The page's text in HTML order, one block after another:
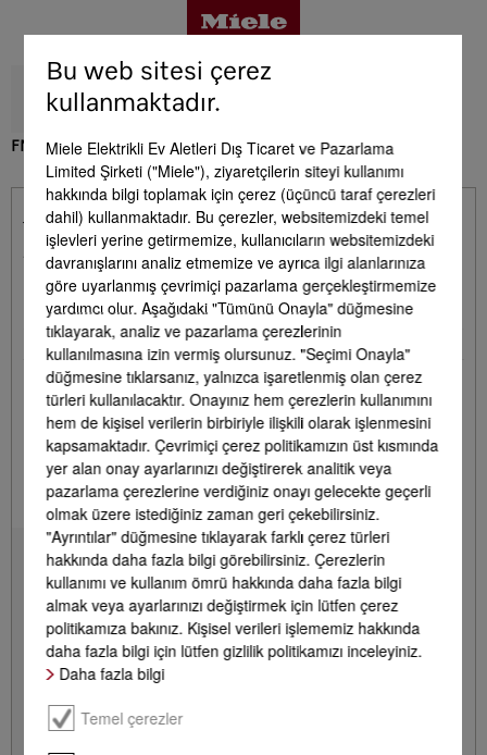
Avantajlar
Ürün detayları
Aksesuar
Servis & Destek
Yan yana kombinasyon
FNS 4882 D
Teslimat kapsamında bulunmaktadır. - FNS
4882 D
Side-by-Side seti
Buz kalıbı
Opsiyonel Aksesuarlar - FNS 4882 D
Bu web sitesi çerez
kullanmaktadır.
Miele Elektrikli Ev Aletleri Dış Ticaret ve Pazarlama
Limited Şirketi ("Miele"), ziyaretçilerin siteyi kullanımı
hakkında bilgi toplamak için çerez (üçüncü taraf çerezleri
dahil) kullanmaktadır. Bu çerezler, websitemizdeki temel
işlevleri yerine getirmemize, kullanıcıların websitemizdeki
davranışlarını analiz etmemize ve ayrıca ilgi alanlarınıza
göre uyarlanmış çevrimiçi pazarlama gerçekleştirmemize
yardımcı olur. Aşağıdaki "Tümünü Onayla" düğmesine
tıklayarak, analiz ve pazarlama çerezlerinin
kullanılmasına izin vermiş olursunuz. "Seçimi Onayla"
düğmesine tıklarsanız, yalnızca işaretlenmiş olan çerez
türleri kullanılacaktır. Onayınız hem çerezlerin kullanımını
hem de kişisel verilerin birbiriyle ilişkili olarak işlenmesini
kapsamaktadır. Çevrimiçi çerez politikamızın üst kısmında
yer alan onay ayarlarınızı değiştirerek analitik veya
pazarlama çerezlerine verdiğiniz onayı gelecekte geçerli
olmak üzere istediğiniz zaman geri çekebilirsiniz.
"Ayrıntılar" düğmesine tıklayarak farklı çerez türleri
hakkında daha fazla bilgi görebilirsiniz. Çerezlerin
kullanımı ve kullanım ömrü hakkında daha fazla bilgi
almak veya ayarlarınızı değiştirmek için lütfen çerez
politikamıza bakınız. Kişisel verileri işlememiz hakkında
daha fazla bilgi için lütfen gizlilik politikamızı inceleyiniz.
Daha fazla bilgi
Temel çerezler